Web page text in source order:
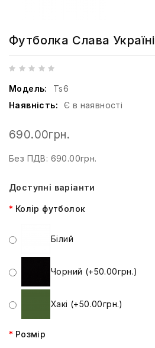
Футболка Слава Україні
Модель:
Ts6
Наявність:
Є в наявності
690.00грн.
Без ПДВ: 690.00грн.
Доступні варіанти
Колір футболок
Білий
Чорний (+50.00грн.)
Хакі (+50.00грн.)
Розмір